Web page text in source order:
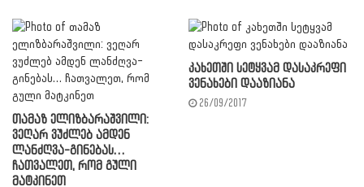
თამაზ ელიზბარაშვილი:
ვეღარ ვუძლებ ამდენ
ლანძღვა-გინებას…
ჩათვალეთ, რომ გული
მატკინეთ
კახეთში სეტყვამ დასაკრეფი
ვენახები დააზიანა
26/09/2017